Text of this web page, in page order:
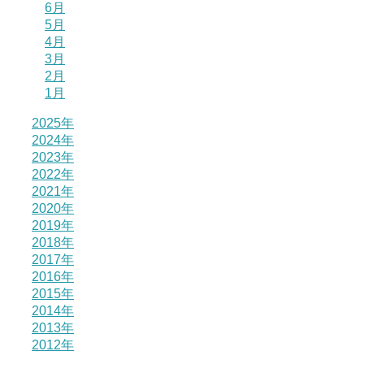
6月
5月
4月
3月
2月
1月
2025年
2024年
2023年
2022年
2021年
2020年
2019年
2018年
2017年
2016年
2015年
2014年
2013年
2012年